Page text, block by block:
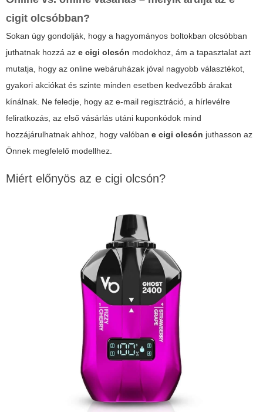
cigit olcsóbban?
Sokan úgy gondolják, hogy a hagyományos boltokban olcsóbban
juthatnak hozzá az e cigi olcsón modokhoz, ám a tapasztalat azt
mutatja, hogy az online webáruházak jóval nagyobb választékot,
gyakori akciókat és szinte minden esetben kedvezőbb árakat
kínálnak. Ne feledje, hogy az e-mail regisztráció, a hírlevélre
feliratkozás, az első vásárlás utáni kuponkódok mind
hozzájárulhatnak ahhoz, hogy valóban e cigi olcsón juthasson az
Önnek megfelelő modellhez.
Miért előnyös az e cigi olcsón?